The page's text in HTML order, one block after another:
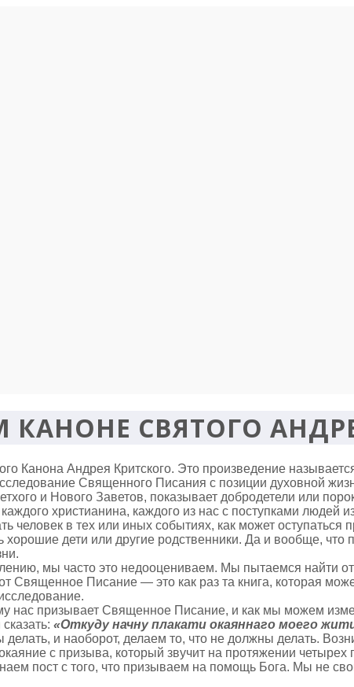
СВЯТОГО
Канона Андрея Критского. Это произведение
Священного Писания с позиции духовной
и Нового Заветов, показывает добродетели или
христианина, каждого из нас с поступками
человек в тех или иных событиях, как может оступаться
хорошие дети или другие родственники. Да и вообще,
мы часто это недооцениваем. Мы пытаемся найти
Священное Писание — это как раз та книга, которая
нас призывает Священное Писание, и как мы можем
«Откуду начну плакати окаяннаго моего
и наоборот, делаем то, что не должны делать.
с призыва, который звучит на протяжении
пост с того, что призываем на помощь Бога. Мы не